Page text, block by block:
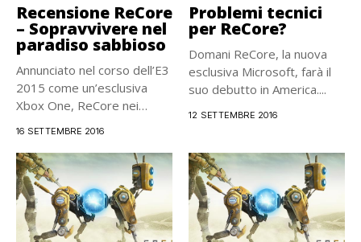
Recensione ReCore
– Sopravvivere nel
paradiso sabbioso
Annunciato nel corso dell’E3
2015 come un’esclusiva
Xbox One, ReCore nei
16 SETTEMBRE 2016
Problemi tecnici
per ReCore?
Domani ReCore, la nuova
esclusiva Microsoft, farà il
suo debutto in America....
12 SETTEMBRE 2016